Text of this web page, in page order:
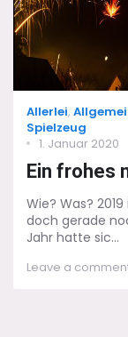
Categories
Allerlei,
Spielzeug
Posted
1. Januar 2020
Ein frohes
Wie? Was?
doch gerade
Jahr hatte sic...
Leave a